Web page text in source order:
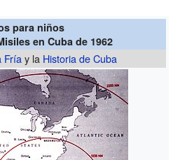
para niños
en Cuba de 1962
Fríay la Historia de Cuba